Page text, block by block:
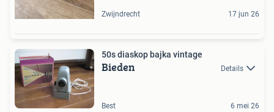
Zwijndrecht 17 jun 26
50s diaskop bajka vintage
Bieden Details
Best 6 mei 26